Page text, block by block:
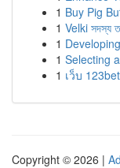
1 Buy Pig
1 Velki সদস্য
1
1 Selecting
1 เว็บ
Copyright © 2026 |